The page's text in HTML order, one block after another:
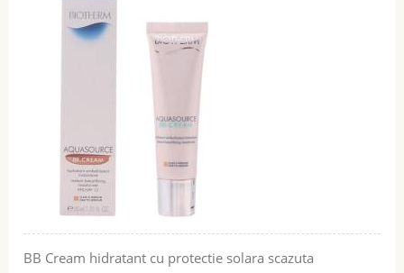
BB Cream hidratant cu protectie solara scazuta